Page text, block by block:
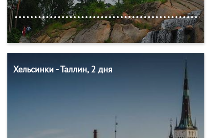
Хельсинки - Таллин, 2 дня